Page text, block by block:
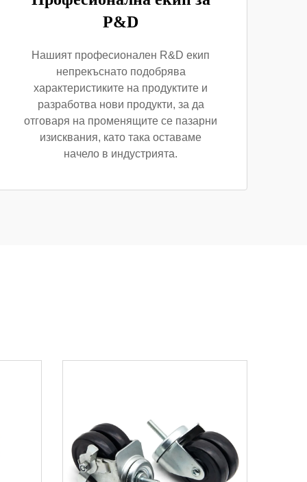
Р&D
Нашият професионален R&D екип
непрекъснато подобрява
характеристиките на продуктите и
разработва нови продукти, за да
отговаря на променящите се пазарни
изисквания, като така оставаме
начело в индустрията.